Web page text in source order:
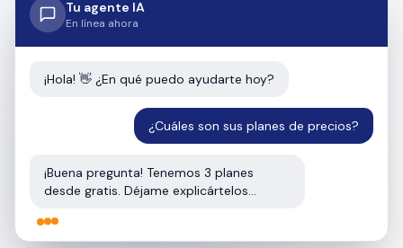
Tu agente IA
En línea ahora
¡Hola! 👋 ¿En qué puedo ayudarte hoy?
¿Cuáles son sus planes de precios?
¡Buena pregunta! Tenemos 3 planes
desde gratis. Déjame explicártelos…